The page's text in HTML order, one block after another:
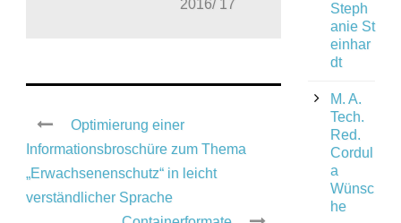
2016/ 17
Optimierung einer
Informationsbroschüre zum Thema
„Erwachsenenschutz“ in leicht
verständlicher Sprache
Steph
anie St
einhar
dt
M. A.
Tech.
Red.
Cordul
a
Wünsc
he